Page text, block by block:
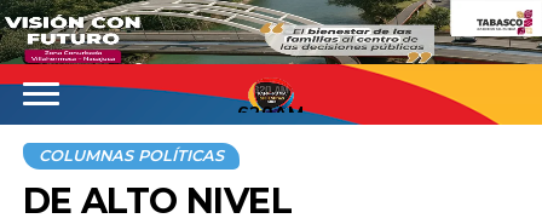
620AM
COLUMNAS POLÍTICAS
DE ALTO NIVEL